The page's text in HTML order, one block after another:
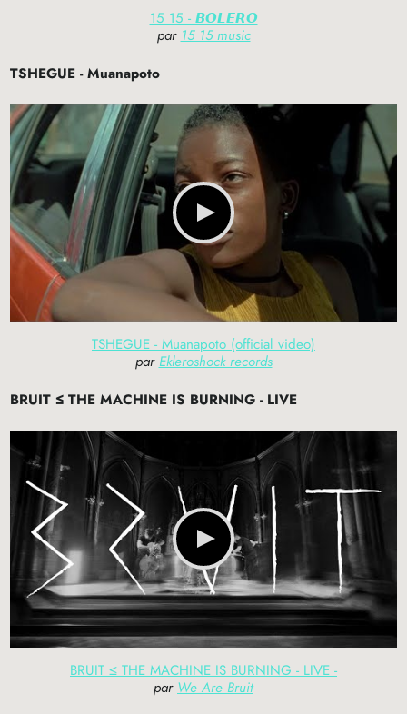
15 15 - 𝘽𝙊𝙇𝙀𝙍𝙊
par 15 15 music
TSHEGUE - Muanapoto
TSHEGUE - Muanapoto (official video)
parEkleroshock records
BRUIT ≤THE MACHINE IS BURNING - LIVE
BRUIT ≤ THE MACHINE IS BURNING - LIVE -
par We Are Bruit